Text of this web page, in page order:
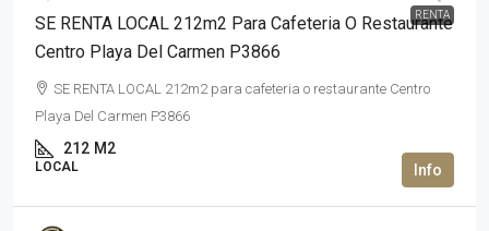
RENTA
SE RENTA LOCAL 212m2 Para Cafeteria O Restaurante
Centro Playa Del Carmen P3866
SE RENTA LOCAL 212m2 para cafeteria o restaurante Centro
Playa Del Carmen P3866
212 M2
LOCAL